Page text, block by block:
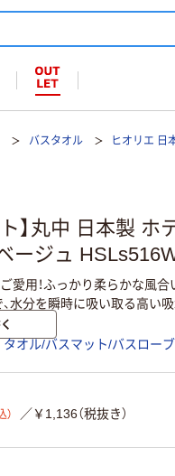
バスタオル ヒオリエ 日
ト】丸中 日本製
ージュ
ご愛用！ふっかり柔らかな風
水分を瞬時に吸い取る高い
タオル/バスマット/バスローブ
） ／￥1,136（税抜き）